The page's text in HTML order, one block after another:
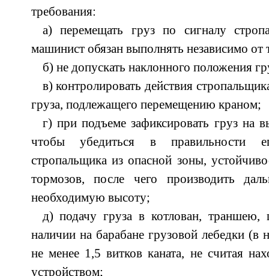
требования:
а) перемещать груз по сигналу
машинист обязан выполнять независимо от
б) не допускать наклонного положения
в) контролировать действия
груза, подлежащего перемещению краном;
г) при подъеме зафиксировать груз на
чтобы убедиться в правильности
стропальщика из опасной зоны,
тормозов, после чего производить
необходимую высоту;
д) подачу груза в котлован,
наличии на барабане грузовой лебедки
не менее 1,5 витков каната, не считая
устройством;